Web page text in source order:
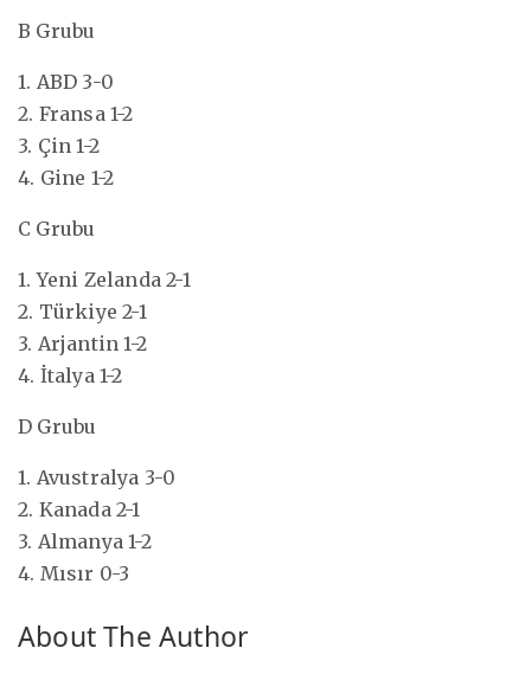
B Grubu
1. ABD 3-0
2. Fransa 1-2
3. Çin 1-2
4. Gine 1-2
C Grubu
1. Yeni Zelanda 2-1
2. Türkiye 2-1
3. Arjantin 1-2
4. İtalya 1-2
D Grubu
1. Avustralya 3-0
2. Kanada 2-1
3. Almanya 1-2
4. Mısır 0-3
About The Author